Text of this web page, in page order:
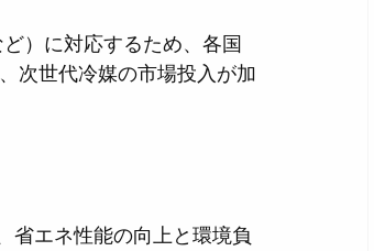
次世代冷媒の市場投入が加
省エネ性能の向上と環境負